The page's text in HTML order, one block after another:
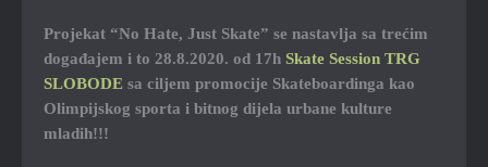
Projekat “No Hate, Just Skate” se nastavlja sa trećim
događajem i to 28.8.2020. od 17h Skate Session TRG
SLOBODE sa ciljem promocije Skateboardinga kao
Olimpijskog sporta i bitnog dijela urbane kulture
mladih!!!